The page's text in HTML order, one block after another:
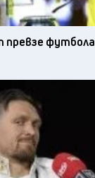
превзе футбола